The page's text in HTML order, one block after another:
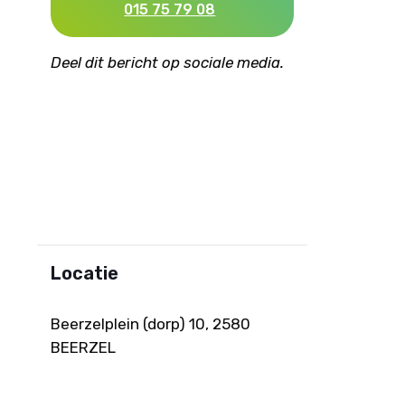
015 75 79 08
Deel dit bericht op sociale media.
Locatie
Beerzelplein (dorp) 10, 2580
BEERZEL